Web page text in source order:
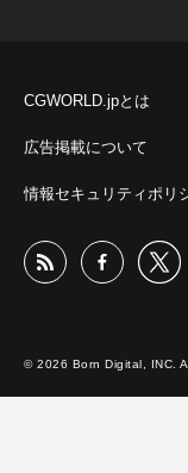
CGWORLD.jpとは
広告掲載について
情報セキュリティポリ
© 2026 Born Digital, INC.